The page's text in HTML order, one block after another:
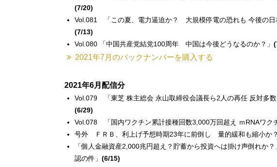
(7/20)
Vol.081 「この夏、電力逼迫か？ 大規模停電の恐れも 今後の日
(7/13)
Vol.080 「中国共産党結党100周年 中国は今後どうなるのか？」
2021年7月のバックナンバーを購入する
2021年6月配信分
Vol.079 「東芝 株主総会 永山取締役会議長ら2人の再任 反対多数
(6/29)
Vol.078 「国内ワクチン累計接種回数3,000万回超え ｍRNAワク
号外 ＦＲＢ、利上げ予想時期23年に前倒し 量的緩和も縮小か？
「個人金融資産2,000兆円超え？貯蓄から投資へは掛け声倒れか
認の件」 (6/15)